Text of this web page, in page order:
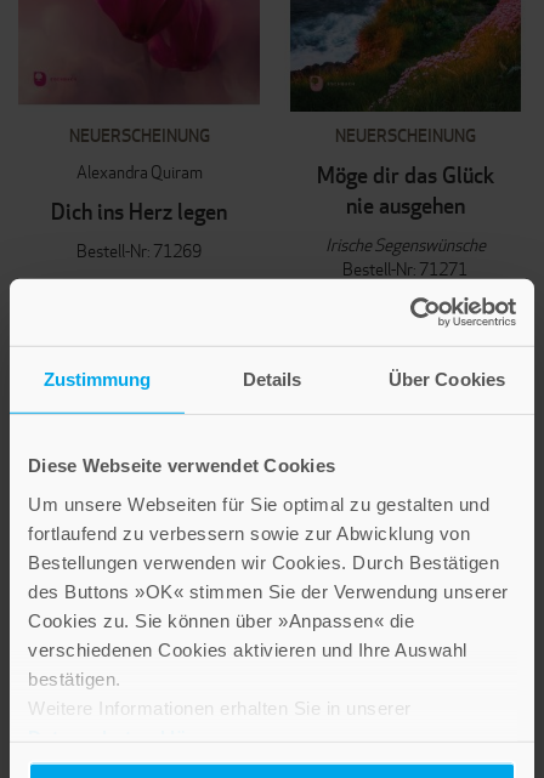
Zustimmung Details Über Cookies
Diese Webseite verwendet Cookies
Um unsere Webseiten für Sie optimal zu gestalten und
fortlaufend zu verbessern sowie zur Abwicklung von
Bestellungen verwenden wir Cookies. Durch Bestätigen
des Buttons »OK« stimmen Sie der Verwendung unserer
Cookies zu. Sie können über »Anpassen« die
verschiedenen Cookies aktivieren und Ihre Auswahl
bestätigen.
Weitere Informationen erhalten Sie in unserer
NEUERSCHEINUNG
Alexandra Quiram
Dich ins Herz legen
Bestell-Nr: 71269
IN DEN WARENKORB
NEUERSCHEINUNG
Möge dir das Glück
nie ausgehen
Irische Segenswünsche
Bestell-Nr: 71271
4,50 €
IN DEN WARENKORB